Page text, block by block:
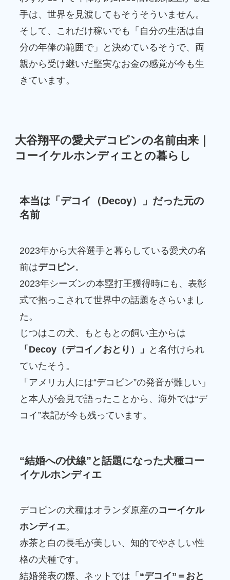
手は、世界を見渡してもそうそういません。
そして、これだけ稼いでも「自分の生活は自
分の年俸の範囲で」と決めているそうで、両
親から受け継いだ堅実なお金の感覚が今も生
きています。
大谷翔平の愛犬デコピンの名前由来｜
コーイケルホンディエとの暮らし
本当は「デコイ（Decoy）」だった元の
名前
2023年から大谷選手と暮らしている愛犬の名
前はデコピン。
2023年シーズンの本塁打王獲得時にも、表彰
式で抱っこされて世界中の話題をさらいまし
た。
じつはこの犬、もともとの飼い主からは
「Decoy（デコイ／おとり）」
と名付けられ
ていたそう。
「アメリカ人には“デコピン”の発音が難しい」
と本人が会見で語ったことから、海外では“デ
コイ”表記が今も残っています。
“結婚への伏線”と話題になった犬種コー
イケルホンディエ
デコピンの犬種はオランダ原産のコーイケル
ホンディエ。
赤茶と白の長毛が美しい、知的でやさしい性
格の犬種です。
結婚発表の際、ネットでは「 “デコイ”＝おと